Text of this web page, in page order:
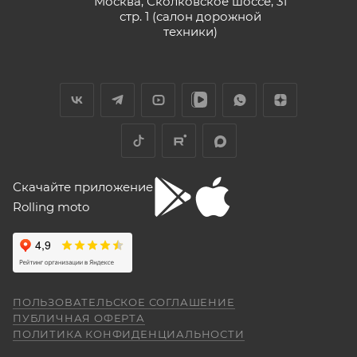
9 июня
Yngvar Heidelmann
Купил машину 2025 года, движок 172FMM-
5, по информации от производителя -- 250
кубиков. Уже интересно. Под мой рост
Voge 500DSX. Пока обкатываюсь,
бросается в глаза плохая тяга мотора
ниже 4000 об/мин и ветровое стекло
Отзыв Яндекс.Карты
стр. 1 (салон дорожной
техники)
Скачайте приложение
Rolling moto
ПОЛЬЗОВАТЕЛЬСКОЕ СОГЛАШЕНИЕ
ПУБЛИЧНАЯ ОФЕРТА
ПОЛИТИКА КОНФИДЕНЦИАЛЬНОСТИ